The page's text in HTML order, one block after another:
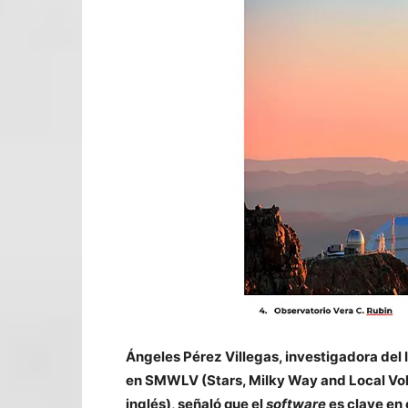
Ángeles Pérez Villegas, investigadora del
en SMWLV (Stars, Milky Way and Local
inglés), señaló que elsoftwarees clave